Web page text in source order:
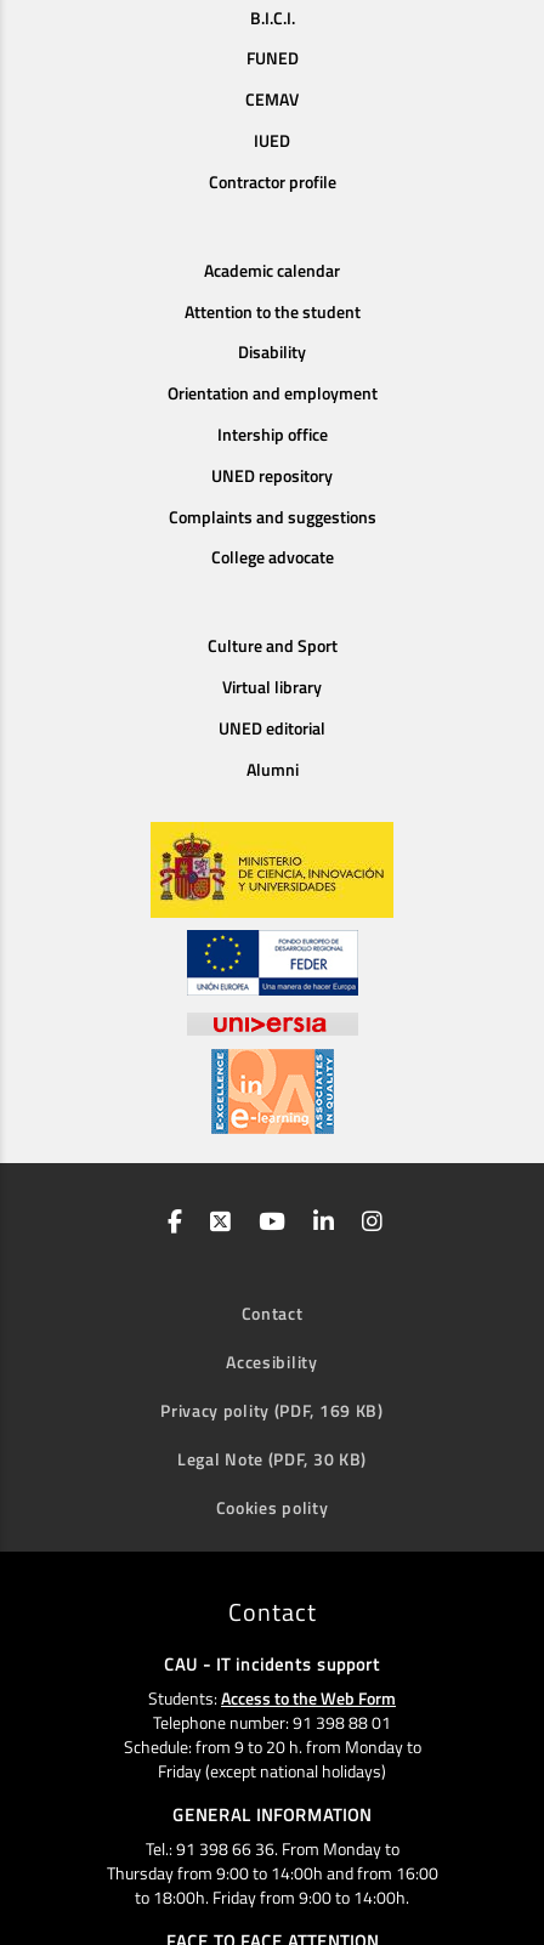
B.I.C.I.
FUNED
CEMAV
IUED
Contractor profile
Academic calendar
Attention to the student
Disability
Orientation and employment
Intership office
UNED repository
Complaints and suggestions
College advocate
Culture and Sport
Virtual library
UNED editorial
Alumni
Contact
Accesibility
Privacy polity (PDF, 169 KB)
Legal Note (PDF, 30 KB)
Cookies polity
Contact
CAU - IT incidents support
Students:Access to the Web Form
Telephone number: 91 398 88 01
Schedule: from 9 to 20 h. from Monday to
Friday (except national holidays)
GENERAL INFORMATION
Tel.: 91 398 66 36. From Monday to
Thursday from 9:00 to 14:00h and from 16:00
to 18:00h. Friday from 9:00 to 14:00h.